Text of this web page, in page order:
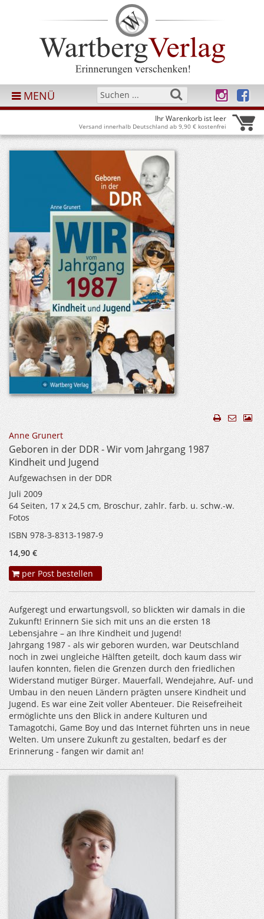
MENÜ
Ihr Warenkorb ist leer
Versand innerhalb Deutschland ab 9,90 € kostenfrei
Anne Grunert
Geboren in der DDR - Wir vom Jahrgang 1987
Kindheit und Jugend
Aufgewachsen in der DDR
Juli 2009
64 Seiten, 17 x 24,5 cm, Broschur, zahlr. farb. u. schw.-w.
Fotos
ISBN 978-3-8313-1987-9
14,90 €
per Post bestellen
Aufgeregt und erwartungsvoll, so blickten wir damals in die
Zukunft! Erinnern Sie sich mit uns an die ersten 18
Lebensjahre – an Ihre Kindheit und Jugend!
Jahrgang 1987 - als wir geboren wurden, war Deutschland
noch in zwei ungleiche Hälften geteilt, doch kaum dass wir
laufen konnten, fielen die Grenzen durch den friedlichen
Widerstand mutiger Bürger. Mauerfall, Wendejahre, Auf- und
Umbau in den neuen Ländern prägten unsere Kindheit und
Jugend. Es war eine Zeit voller Abenteuer. Die Reisefreiheit
ermöglichte uns den Blick in andere Kulturen und
Tamagotchi, Game Boy und das Internet führten uns in neue
Welten. Um unsere Zukunft zu gestalten, bedarf es der
Erinnerung - fangen wir damit an!